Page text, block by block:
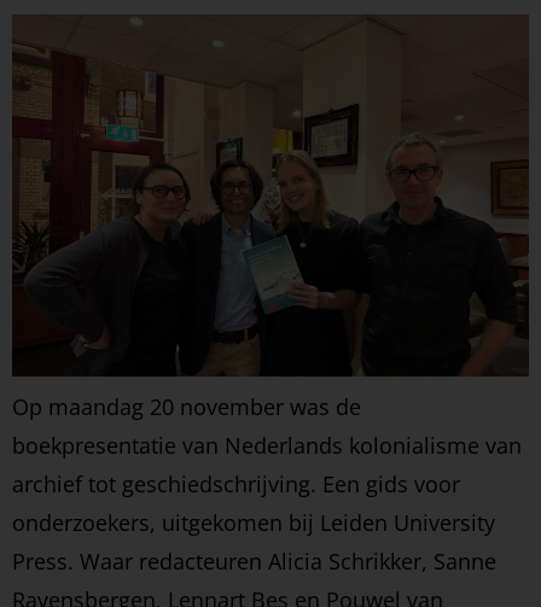
Op maandag 20 november was de
boekpresentatie van Nederlands kolonialisme van
archief tot geschiedschrijving. Een gids voor
onderzoekers, uitgekomen bij Leiden University
Press. Waar redacteuren Alicia Schrikker, Sanne
Ravensbergen, Lennart Bes en Pouwel van